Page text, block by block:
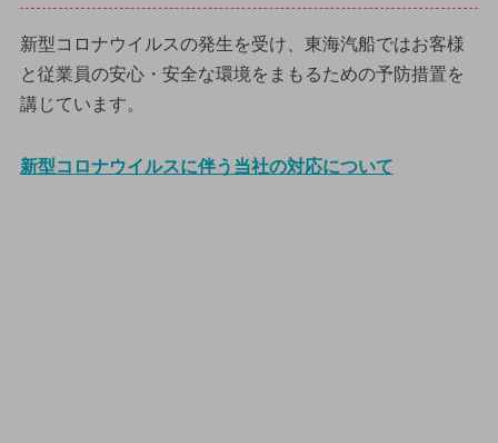
新型コロナウイルスの発生を受け、東海汽船ではお客様
と従業員の安心・安全な環境をまもるための予防措置を
講じています。
新型コロナウイルスに伴う当社の対応について